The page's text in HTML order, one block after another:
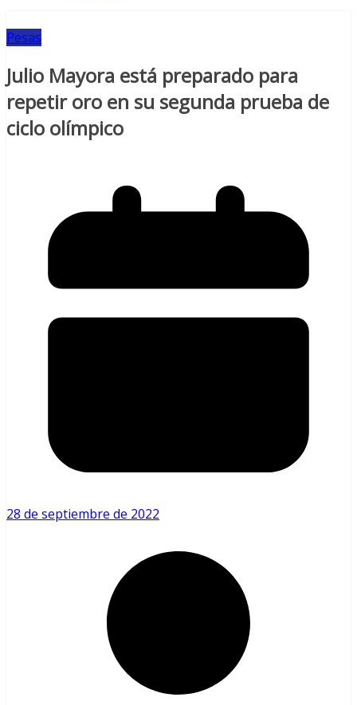
Pesas
Julio Mayora está preparado para
repetir oro en su segunda prueba de
ciclo olímpico
28 de septiembre de 2022